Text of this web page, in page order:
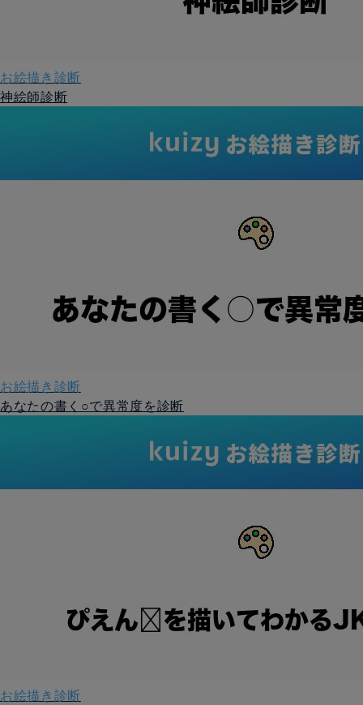
お絵描き診断
神絵師診断
お絵描き診断
あなたの書く○で異常度を診断
お絵描き診断